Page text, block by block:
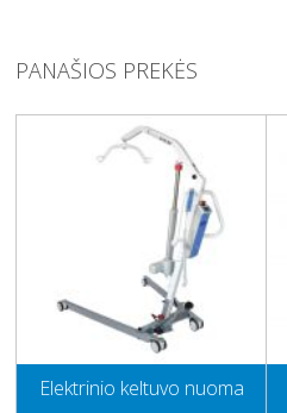
PANAŠIOS PREKĖS
Elektrinio keltuvo nuoma